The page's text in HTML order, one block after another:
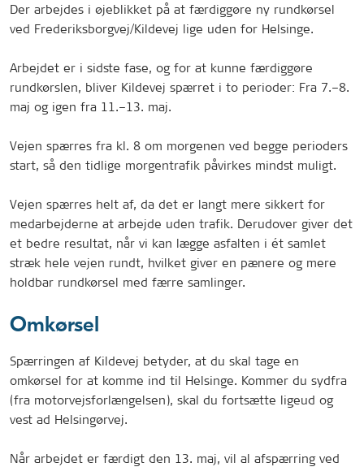
Der arbejdes i øjeblikket på at færdiggøre ny rundkørsel
ved Frederiksborgvej/Kildevej lige uden for Helsinge.
Arbejdet er i sidste fase, og for at kunne færdiggøre
rundkørslen, bliver Kildevej spærret i to perioder: Fra 7.–8.
maj og igen fra 11.–13. maj.
Vejen spærres fra kl. 8 om morgenen ved begge perioders
start, så den tidlige morgentrafik påvirkes mindst muligt.
Vejen spærres helt af, da det er langt mere sikkert for
medarbejderne at arbejde uden trafik. Derudover giver det
et bedre resultat, når vi kan lægge asfalten i ét samlet
stræk hele vejen rundt, hvilket giver en pænere og mere
holdbar rundkørsel med færre samlinger.
Omkørsel
Spærringen af Kildevej betyder, at du skal tage en
omkørsel for at komme ind til Helsinge. Kommer du sydfra
(fra motorvejsforlængelsen), skal du fortsætte ligeud og
vest ad Helsingørvej.
Når arbejdet er færdigt den 13. maj, vil al afspærring ved